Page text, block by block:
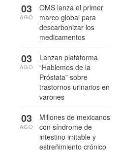
OMS lanza el primer
marco global para
descarbonizar los
medicamentos
03
AGO
Lanzan plataforma
“Hablemos de la
Próstata” sobre
trastornos urinarios en
varones
03
AGO
Millones de mexicanos
con síndrome de
intestino irritable y
estreñimiento crónico
03
AGO